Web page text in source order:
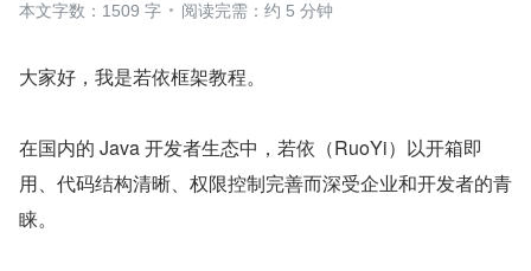
本文字数：1509 字
阅读完需：约 5 分钟
大家好，我是若依框架教程。
在国内的 Java 开发者生态中，若依（RuoYi）以开箱即
用、代码结构清晰、权限控制完善而深受企业和开发者的青
睐。